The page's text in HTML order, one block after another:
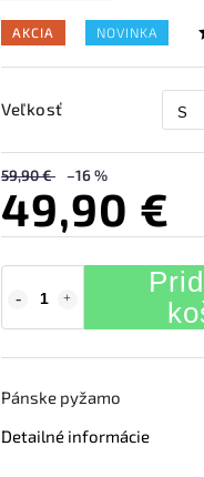
AKCIA NOVINKA
Veľkosť
59,90 € –16 %
49,90 €
Pánske pyžamo
Detailné informácie